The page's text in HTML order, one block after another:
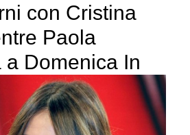
con Cristina
Paola
a Domenica In